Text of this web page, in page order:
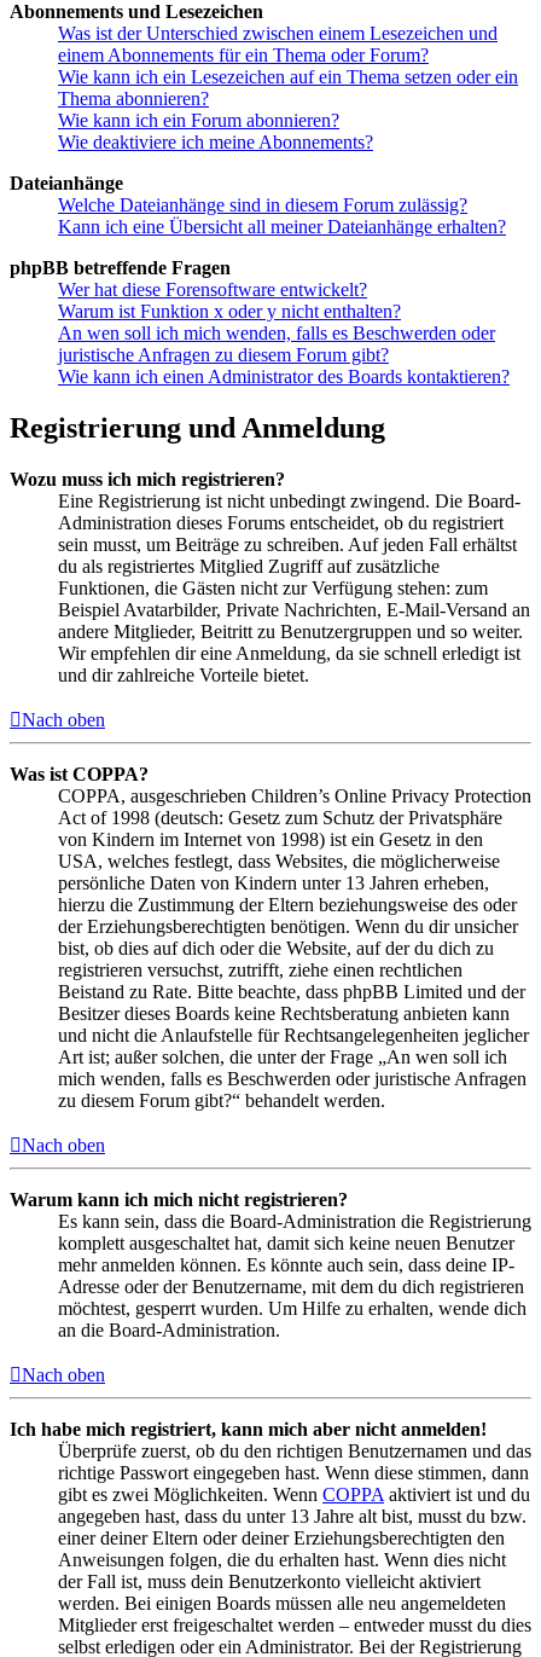
Abonnements und Lesezeichen
Was ist der Unterschied zwischen einem Lesezeichen und
einem Abonnements für ein Thema oder Forum?
Wie kann ich ein Lesezeichen auf ein Thema setzen oder ein
Thema abonnieren?
Wie kann ich ein Forum abonnieren?
Wie deaktiviere ich meine Abonnements?
Dateianhänge
Welche Dateianhänge sind in diesem Forum zulässig?
Kann ich eine Übersicht all meiner Dateianhänge erhalten?
phpBB betreffende Fragen
Wer hat diese Forensoftware entwickelt?
Warum ist Funktion x oder y nicht enthalten?
An wen soll ich mich wenden, falls es Beschwerden oder
juristische Anfragen zu diesem Forum gibt?
Wie kann ich einen Administrator des Boards kontaktieren?
Registrierung und Anmeldung
Wozu muss ich mich registrieren?
Eine Registrierung ist nicht unbedingt zwingend. Die Board-
Administration dieses Forums entscheidet, ob du registriert
sein musst, um Beiträge zu schreiben. Auf jeden Fall erhältst
du als registriertes Mitglied Zugriff auf zusätzliche
Funktionen, die Gästen nicht zur Verfügung stehen: zum
Beispiel Avatarbilder, Private Nachrichten, E-Mail-Versand an
andere Mitglieder, Beitritt zu Benutzergruppen und so weiter.
Wir empfehlen dir eine Anmeldung, da sie schnell erledigt ist
und dir zahlreiche Vorteile bietet.
Nach oben
Was ist COPPA?
COPPA, ausgeschrieben Children’s Online Privacy Protection
Act of 1998 (deutsch: Gesetz zum Schutz der Privatsphäre
von Kindern im Internet von 1998) ist ein Gesetz in den
USA, welches festlegt, dass Websites, die möglicherweise
persönliche Daten von Kindern unter 13 Jahren erheben,
hierzu die Zustimmung der Eltern beziehungsweise des oder
der Erziehungsberechtigten benötigen. Wenn du dir unsicher
bist, ob dies auf dich oder die Website, auf der du dich zu
registrieren versuchst, zutrifft, ziehe einen rechtlichen
Beistand zu Rate. Bitte beachte, dass phpBB Limited und der
Besitzer dieses Boards keine Rechtsberatung anbieten kann
und nicht die Anlaufstelle für Rechtsangelegenheiten jeglicher
Art ist; außer solchen, die unter der Frage „An wen soll ich
mich wenden, falls es Beschwerden oder juristische Anfragen
zu diesem Forum gibt?“ behandelt werden.
Nach oben
Warum kann ich mich nicht registrieren?
Es kann sein, dass die Board-Administration die Registrierung
komplett ausgeschaltet hat, damit sich keine neuen Benutzer
mehr anmelden können. Es könnte auch sein, dass deine IP-
Adresse oder der Benutzername, mit dem du dich registrieren
möchtest, gesperrt wurden. Um Hilfe zu erhalten, wende dich
an die Board-Administration.
Nach oben
Ich habe mich registriert, kann mich aber nicht anmelden!
Überprüfe zuerst, ob du den richtigen Benutzernamen und das
richtige Passwort eingegeben hast. Wenn diese stimmen, dann
gibt es zwei Möglichkeiten. Wenn COPPA aktiviert ist und du
angegeben hast, dass du unter 13 Jahre alt bist, musst du bzw.
einer deiner Eltern oder deiner Erziehungsberechtigten den
Anweisungen folgen, die du erhalten hast. Wenn dies nicht
der Fall ist, muss dein Benutzerkonto vielleicht aktiviert
werden. Bei einigen Boards müssen alle neu angemeldeten
Mitglieder erst freigeschaltet werden – entweder musst du dies
selbst erledigen oder ein Administrator. Bei der Registrierung